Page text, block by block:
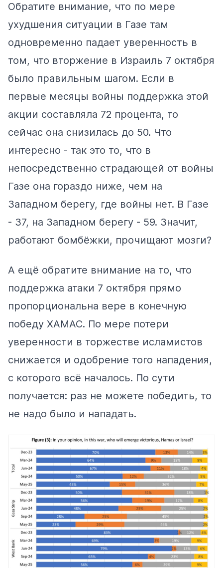
Обратите внимание, что по мере
ухудшения ситуации в Газе там
одновременно падает уверенность в
том, что вторжение в Израиль 7 октября
было правильным шагом. Если в
первые месяцы войны поддержка этой
акции составляла 72 процента, то
сейчас она снизилась до 50. Что
интересно - так это то, что в
непосредственно страдающей от войны
Газе она гораздо ниже, чем на
Западном берегу, где войны нет. В Газе
- 37, на Западном берегу - 59. Значит,
работают бомбёжки, прочищают мозги?
А ещё обратите внимание на то, что
поддержка атаки 7 октября прямо
пропорциональна вере в конечную
победу ХАМАС. По мере потери
уверенности в торжестве исламистов
снижается и одобрение того нападения,
с которого всё началось. По сути
получается: раз не можете победить, то
не надо было и нападать.